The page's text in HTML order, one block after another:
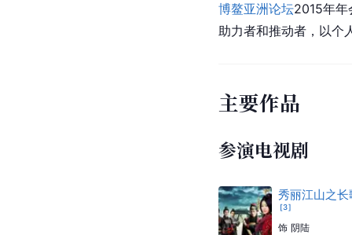
博鳌亚洲论坛2015年年
助力者和推动者，以个
主要作品
参演电视剧
秀丽江山之长
[3]
饰 阴陆